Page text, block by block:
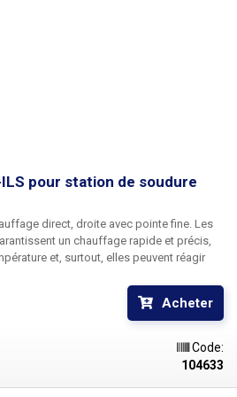
pour station de soudure
direct, droite avec pointe fine. Les
un chauffage rapide et précis,
et, surtout, elles peuvent réagir
cuivre sur des circuits imprimés, des
de la panne est en
cuivre est revêtue de chrome par
T80 sont exclusivement destinées aux
Les pannes T60 et T80 ne sont pas
Acheter
Code:
104633